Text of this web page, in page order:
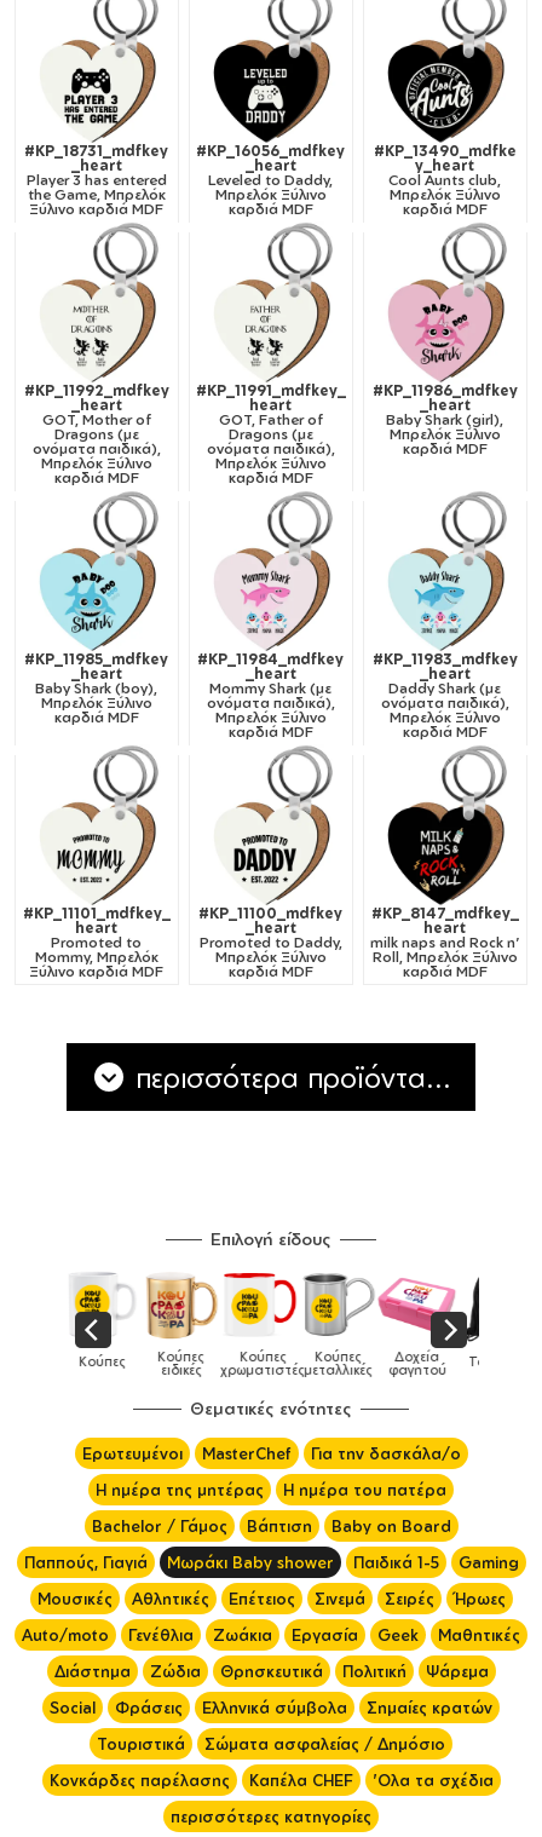
#KP_18731_mdfkey
_heart
Player 3 has entered
the Game, Μπρελόκ
Ξύλινο καρδιά MDF
#KP_16056_mdfkey
_heart
Leveled to Daddy,
Μπρελόκ Ξύλινο
καρδιά MDF
#KP_13490_mdfke
y_heart
Cool Aunts club,
Μπρελόκ Ξύλινο
καρδιά MDF
#KP_11992_mdfkey
_heart
GOT, Mother of
Dragons (με
ονόματα παιδικά),
Μπρελόκ Ξύλινο
καρδιά MDF
#KP_11991_mdfkey_
heart
GOT, Father of
Dragons (με
ονόματα παιδικά),
Μπρελόκ Ξύλινο
καρδιά MDF
#KP_11986_mdfkey
_heart
Baby Shark (girl),
Μπρελόκ Ξύλινο
καρδιά MDF
#KP_11985_mdfkey
_heart
Baby Shark (boy),
Μπρελόκ Ξύλινο
καρδιά MDF
#KP_11984_mdfkey
_heart
Mommy Shark (με
ονόματα παιδικά),
Μπρελόκ Ξύλινο
καρδιά MDF
#KP_11983_mdfkey
_heart
Daddy Shark (με
ονόματα παιδικά),
Μπρελόκ Ξύλινο
καρδιά MDF
#KP_11101_mdfkey_
heart
Promoted to
Mommy, Μπρελόκ
Ξύλινο καρδιά MDF
#KP_11100_mdfkey
_heart
Promoted to Daddy,
Μπρελόκ Ξύλινο
καρδιά MDF
#KP_8147_mdfkey_
heart
milk naps and Rock n'
Roll, Μπρελόκ Ξύλινο
καρδιά MDF
περισσότερα προϊόντα...
Επιλογή είδους
Κούπες Κούπες
ειδικές
Κούπες
χρωματιστές
Κούπες
μεταλλικές
Δοχεία
φαγητού Τσάντες
Θεματικές ενότητες
Ερωτευμένοι MasterChef
Για την δασκάλα/ο
Η ημέρα της μητέρας
Η ημέρα του πατέρα
Bachelor / Γάμος
Βάπτιση
Baby on Board
Παππούς, Γιαγιά
Μωράκι Baby shower Παιδικά 1-5
Gaming
Μουσικές
Αθλητικές Επέτειος Σινεμά Σειρές
Ήρωες
Auto/moto
Γενέθλια Ζωάκια Εργασία Geek
Μαθητικές
Διάστημα
Ζώδια Θρησκευτικά Πολιτική
Ψάρεμα
Social
Φράσεις Ελληνικά σύμβολα
Σημαίες κρατών
Τουριστικά
Σώματα ασφαλείας / Δημόσιο
Κονκάρδες παρέλασης
Καπέλα CHEF
'Ολα τα σχέδια
περισσότερες κατηγορίες